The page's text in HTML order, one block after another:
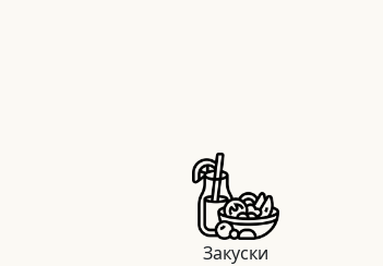
Закуски